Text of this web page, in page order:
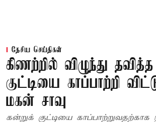
தேசிய செய்திகள்
கிணற்றில் விழுந்து
குட்டியை காப்பாற்றி
மகன் சாவு
கன்றுக் குட்டியை காப்பாற்றுவதற்காக